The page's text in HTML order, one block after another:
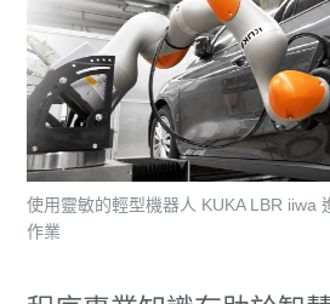
使用靈敏的輕型機器人 KUKA LBR iiwa
作業